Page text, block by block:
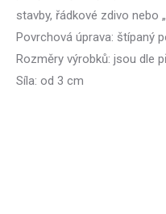
stavby, řádkové zdivo nebo
Povrchová úprava: štípaný
Rozměry výrobků: jsou dle
Síla: od 3 cm